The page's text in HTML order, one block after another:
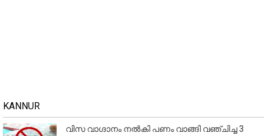
KANNUR
വിസ വാഗ്ദാനം നൽകി പണം വാങ്ങി വഞ്ചിച്ച 3